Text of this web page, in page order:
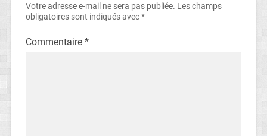
Votre adresse e-mail ne sera pas publiée. Les champs
obligatoires sont indiqués avec*
Commentaire *